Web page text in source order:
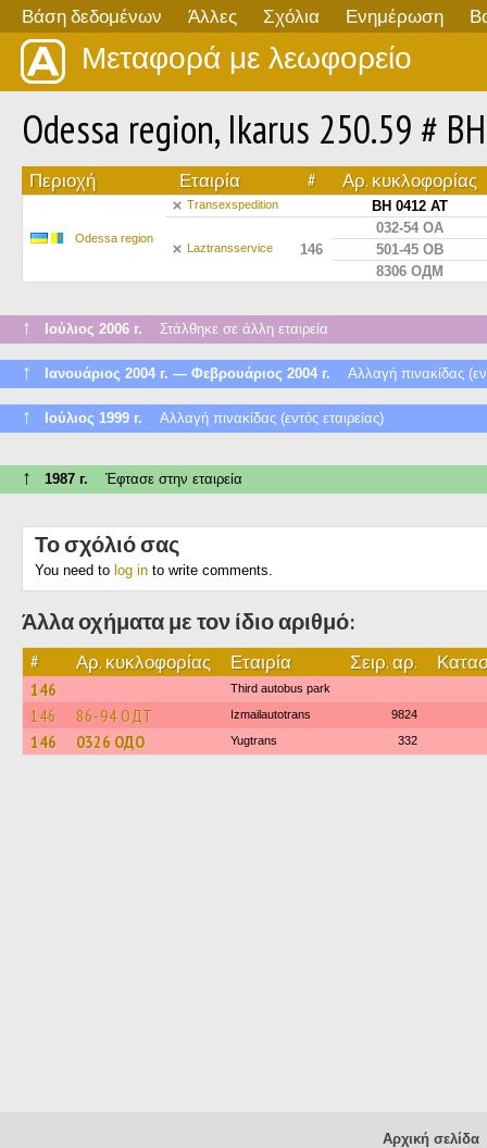
Βάση δεδομένων Άλλες Σχόλια Ενημέρωση
Μεταφορά με λεωφορείο
Odessa region, Ikarus 250.59 #
Περιοχή Εταιρία # Αρ. κυκλοφορίας
Odessa region
Transexspedition BH 0412 AT
Laztransservice 146
032-54 ОА
501-45 ОВ
8306 ОДМ
↑ Ιούλιος 2006 г. Στάλθηκε σε άλλη εταιρεία
↑ Ιανουάριος 2004 г. — Φεβρουάριος 2004 г. Αλλαγή πινακίδας
↑ Ιούλιος 1999 г. Αλλαγή πινακίδας (εντός εταιρείας)
↑ 1987 г. Έφτασε στην εταιρεία
Το σχόλιό σας
You need to log in to write comments.
Άλλα οχήματα με τον ίδιο αριθμό:
# Αρ. κυκλοφορίας Εταιρία Σειρ. αρ.
146 Third autobus park
146 86-94 ОДТ Izmailautotrans 9824
146 0326 ОДО Yugtrans 332
Αρχική σελίδα